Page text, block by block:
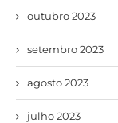
outubro 2023
setembro 2023
agosto 2023
julho 2023